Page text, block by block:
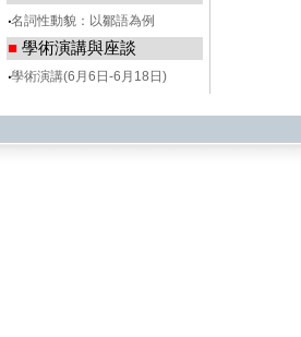
‧名詞性動貌：以鄒語為例
■ 學術演講與座談
‧學術演講(6月6日-6月18日)